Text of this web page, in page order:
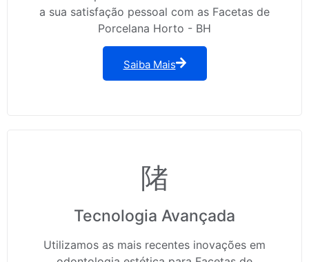
a sua satisfação pessoal com as Facetas de
Porcelana Horto - BH
Saiba Mais
Tecnologia Avançada
Utilizamos as mais recentes inovações em